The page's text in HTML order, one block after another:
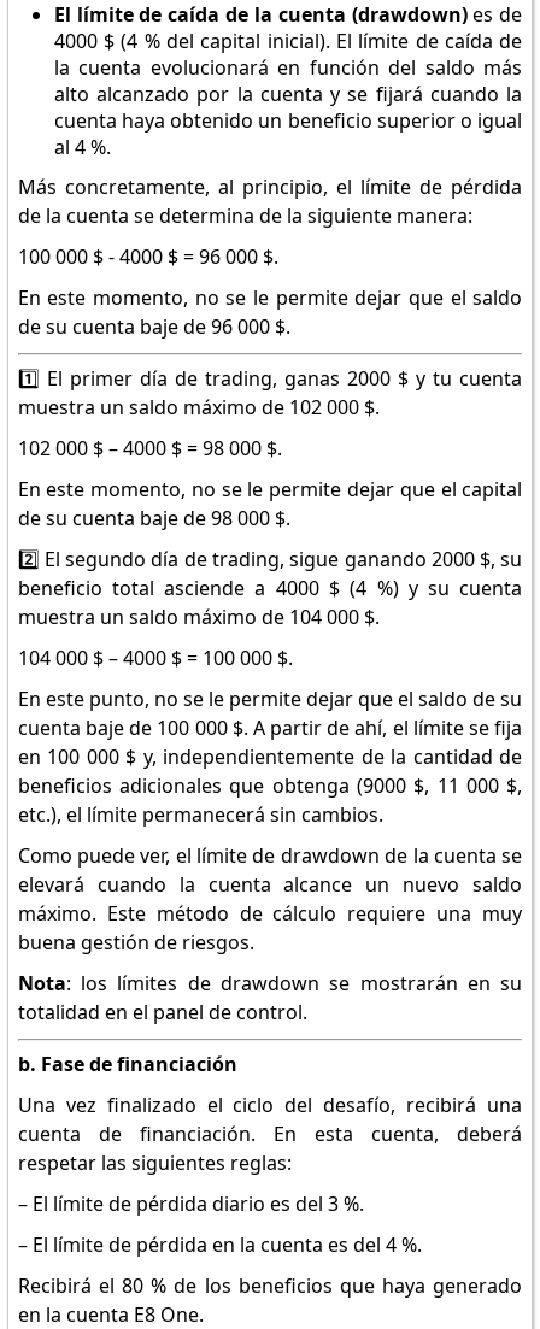
El límite de caída de la cuenta (drawdown)es de
4000 $ (4 % del capital inicial). El límite de caída de
la cuenta evolucionará en función del saldo más
alto alcanzado por la cuenta y se fijará cuando la
cuenta haya obtenido un beneficio superior o igual
al 4 %.
Más concretamente, al principio, el límite de pérdida
de la cuenta se determina de la siguiente manera:
100 000 $ - 4000 $ = 96 000 $.
En este momento, no se le permite dejar que el saldo
de su cuenta baje de 96 000 $.
1️⃣ El primer día de trading, ganas 2000 $ y tu cuenta
muestra un saldo máximo de 102 000 $.
102 000 $ – 4000 $ = 98 000 $.
En este momento, no se le permite dejar que el capital
de su cuenta baje de 98 000 $.
2️⃣ El segundo día de trading, sigue ganando 2000 $, su
beneficio total asciende a 4000 $ (4 %) y su cuenta
muestra un saldo máximo de 104 000 $.
104 000 $ – 4000 $ = 100 000 $.
En este punto, no se le permite dejar que el saldo de su
cuenta baje de 100 000 $. A partir de ahí, el límite se fija
en 100 000 $ y, independientemente de la cantidad de
beneficios adicionales que obtenga (9000 $, 11 000 $,
etc.), el límite permanecerá sin cambios.
Como puede ver, el límite de drawdown de la cuenta se
elevará cuando la cuenta alcance un nuevo saldo
máximo. Este método de cálculo requiere una muy
buena gestión de riesgos.
Nota: los límites de drawdown se mostrarán en su
totalidad en el panel de control.
b. Fase de financiación
Una vez finalizado el ciclo del desafío, recibirá una
cuenta de financiación. En esta cuenta, deberá
respetar las siguientes reglas:
– El límite de pérdida diario es del 3 %.
– El límite de pérdida en la cuenta es del 4 %.
Recibirá el 80 % de los beneficios que haya generado
en la cuenta E8 One.